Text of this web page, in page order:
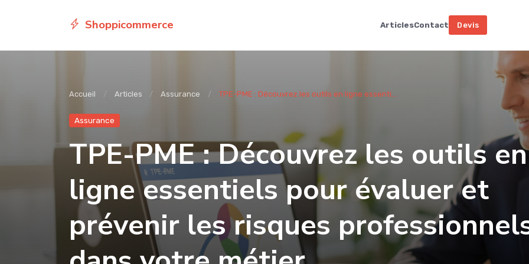
Shoppicommerce ArticlesContact Devis
Accueil Articles Assurance TPE-PME : Découvrez les outils en ligne essenti...
Assurance
TPE-PME : Découvrez les outils en
ligne essentiels pour évaluer et
prévenir les risques